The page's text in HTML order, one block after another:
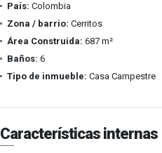
País: Colombia
Zona / barrio: Cerritos
Área Construida: 687 m²
Baños: 6
Tipo de inmueble: Casa Campestre
Características internas